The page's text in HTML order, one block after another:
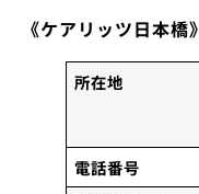
《ケアリッツ日本橋》
所在地
電話番号